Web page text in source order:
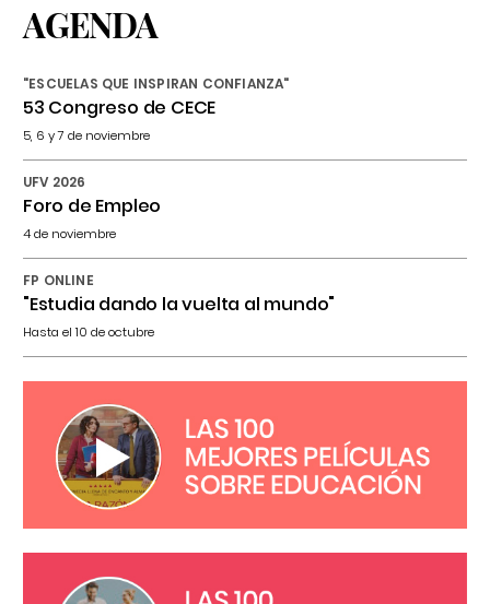
AGENDA
"ESCUELAS QUE INSPIRAN CONFIANZA"
53 Congreso de CECE
5, 6 y 7 de noviembre
UFV 2026
Foro de Empleo
4 de noviembre
FP ONLINE
"Estudia dando la vuelta al mundo"
Hasta el 10 de octubre